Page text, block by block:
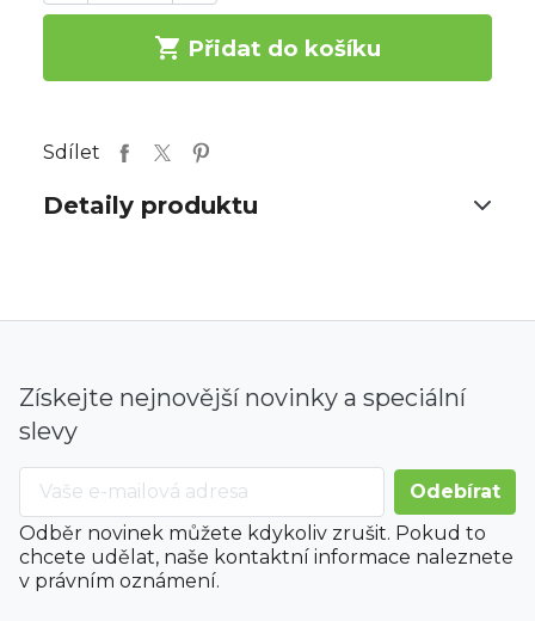
 Přidat do košíku
Sdílet
Detaily produktu
Získejte nejnovější novinky a speciální
slevy
Odběr novinek můžete kdykoliv zrušit. Pokud to
chcete udělat, naše kontaktní informace naleznete
v právním oznámení.